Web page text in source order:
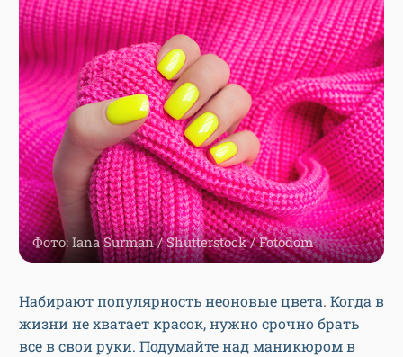
Фото: Iana Surman / Shutterstock / Fotodom
Набирают популярность неоновые цвета. Когда в
жизни не хватает красок, нужно срочно брать
все в свои руки. Подумайте над маникюром в